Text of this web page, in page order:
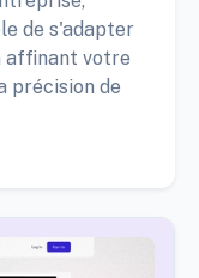
de s'adapter
affinant votre
précision de